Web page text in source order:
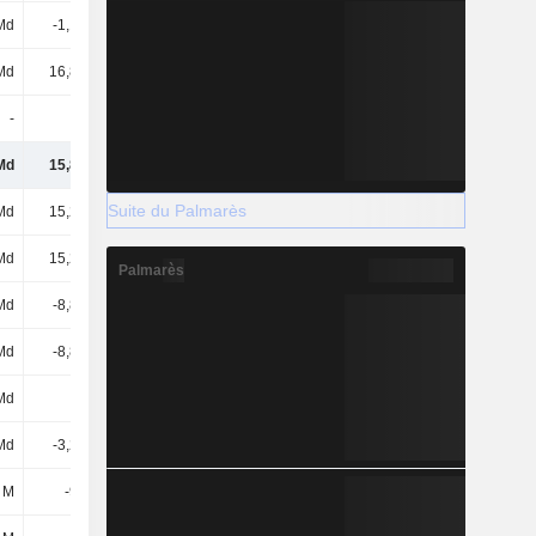
-1,12 Md
16,85 Md
-
15,81 Md
15,28 Md 11,04 Md 11,58 Md
15,28 Md 11,04 Md
-8,86 Md
-8,86 Md
-3,22 Md
-917 M
Suite du Palmarès
Palmarès